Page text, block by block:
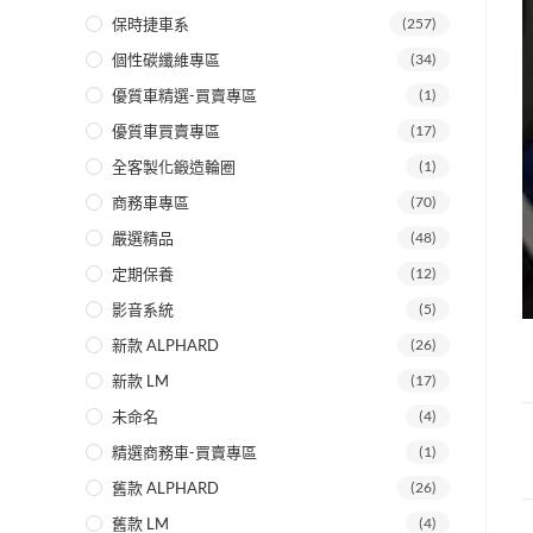
保時捷車系 (257)
個性碳纖維專區 (34)
優質車精選-買賣專區 (1)
優質車買賣專區 (17)
全客製化鍛造輪圈 (1)
商務車專區 (70)
嚴選精品 (48)
定期保養 (12)
影音系統 (5)
新款 ALPHARD (26)
新款 LM (17)
未命名 (4)
精選商務車-買賣專區 (1)
舊款 ALPHARD (26)
舊款 LM (4)